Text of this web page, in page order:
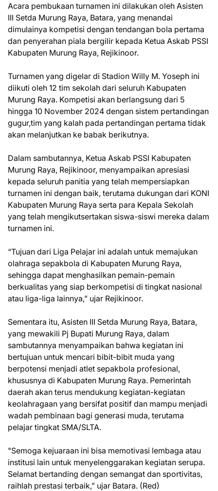
Acara pembukaan turnamen ini dilakukan oleh Asisten
III Setda Murung Raya, Batara, yang menandai
dimulainya kompetisi dengan tendangan bola pertama
dan penyerahan piala bergilir kepada Ketua Askab PSSI
Kabupaten Murung Raya, Rejikinoor.
Turnamen yang digelar di Stadion Willy M. Yoseph ini
diikuti oleh 12 tim sekolah dari seluruh Kabupaten
Murung Raya. Kompetisi akan berlangsung dari 5
hingga 10 November 2024 dengan sistem pertandingan
gugur,tim yang kalah pada pertandingan pertama tidak
akan melanjutkan ke babak berikutnya.
Dalam sambutannya, Ketua Askab PSSI Kabupaten
Murung Raya, Rejikinoor, menyampaikan apresiasi
kepada seluruh panitia yang telah mempersiapkan
turnamen ini dengan baik, terutama dukungan dari KONI
Kabupaten Murung Raya serta para Kepala Sekolah
yang telah mengikutsertakan siswa-siswi mereka dalam
turnamen ini.
“Tujuan dari Liga Pelajar ini adalah untuk memajukan
olahraga sepakbola di Kabupaten Murung Raya,
sehingga dapat menghasilkan pemain-pemain
berkualitas yang siap berkompetisi di tingkat nasional
atau liga-liga lainnya,” ujar Rejikinoor.
Sementara itu, Asisten III Setda Murung Raya, Batara,
yang mewakili Pj Bupati Murung Raya, dalam
sambutannya menyampaikan bahwa kegiatan ini
bertujuan untuk mencari bibit-bibit muda yang
berpotensi menjadi atlet sepakbola profesional,
khususnya di Kabupaten Murung Raya. Pemerintah
daerah akan terus mendukung kegiatan-kegiatan
keolahragaan yang bersifat positif dan mampu menjadi
wadah pembinaan bagi generasi muda, terutama
pelajar tingkat SMA/SLTA.
"Semoga kejuaraan ini bisa memotivasi lembaga atau
institusi lain untuk menyelenggarakan kegiatan serupa.
Selamat bertanding dengan semangat dan sportivitas,
raihlah prestasi terbaik,” ujar Batara. (Red)